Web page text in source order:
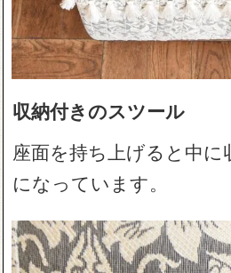
収納付きのスツール
座面を持ち上げると中に
になっています。